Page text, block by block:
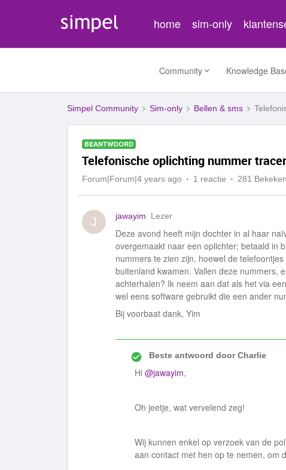
home sim-only
Community Knowledge
Simpel Community Sim-only Bellen & sms
BEANTWOORD
Telefonische oplichting nummer
Forum|Forum|4 years ago 1 reactie 281 Bekeken
J jawayim Lezer
Deze avond heeft mijn dochter in al haar
overgemaakt naar een oplichter; betaald in
nummers te zien zijn, hoewel de
buitenland kwamen. Vallen deze nummers,
achterhalen? Ik neem aan dat als het via
wel eens software gebruikt die een ander
Bij voorbaat dank, Yim
Beste antwoord doorCharlie
Hi @jawayim,
Oh jeetje, wat vervelend zeg!
Wij kunnen enkel op verzoek van de
aan contact met hen op te nemen, om